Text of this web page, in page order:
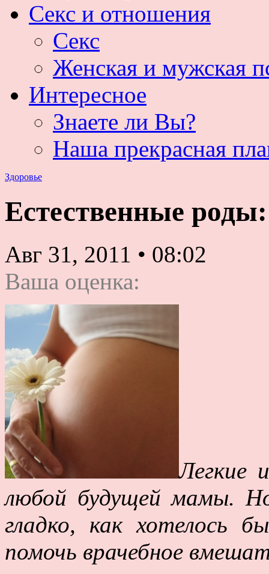
Секс и отношения
Секс
Женская и мужская
Интересное
Знаете ли Вы?
Наша прекрасная
Здоровье
Естественные
Авг 31, 2011 • 08:02
Ваша оценка:
Легкие
любой будущей мамы.
гладко, как хотелось
помочь врачебное